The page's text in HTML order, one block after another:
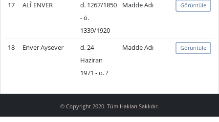
17 ALÎ ENVER
d. 1267/1850
- ö.
1339/1920
Madde Adı Görüntüle
18 Enver Aysever
d. 24
Haziran
1971 - ö. ?
Madde Adı Görüntüle
© Copyright 2020. Tüm Hakları Saklıdır.